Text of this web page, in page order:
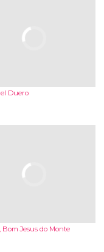
Duero
Bom Jesus do Monte